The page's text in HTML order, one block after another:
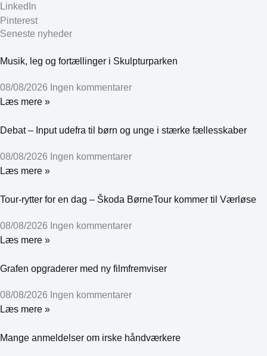
LinkedIn
Pinterest
Seneste nyheder
Musik, leg og fortællinger i Skulpturparken
08/08/2026 Ingen kommentarer
Læs mere »
Debat – Input udefra til børn og unge i stærke fællesskaber
08/08/2026 Ingen kommentarer
Læs mere »
Tour-rytter for en dag – Škoda BørneTour kommer til Værløse
08/08/2026 Ingen kommentarer
Læs mere »
Grafen opgraderer med ny filmfremviser
08/08/2026 Ingen kommentarer
Læs mere »
Mange anmeldelser om irske håndværkere